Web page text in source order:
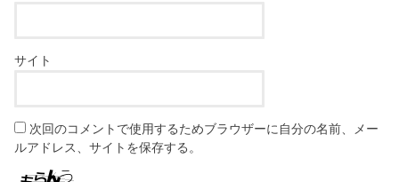
サイト
次回のコメントで使用するためブラウザーに自分の名前、メー
ルアドレス、サイトを保存する。